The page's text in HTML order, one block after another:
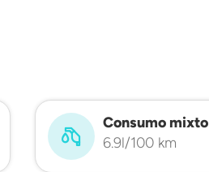
Consumo mixto
6.9l/100 km